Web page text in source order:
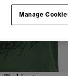
Manage